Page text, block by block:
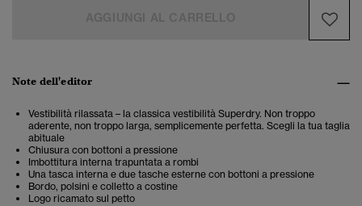
Note dell'editor
Vestibilità rilassata – la classica vestibilità Superdry. Non troppo
aderente, non troppo larga, semplicemente perfetta. Scegli la tua taglia
abituale
Chiusura con bottoni a pressione
Imbottitura interna trapuntata a rombi
Una tasca interna e due tasche esterne con bottoni a pressione
Bordo, polsini e colletto a costine
Logo ricamato sul petto